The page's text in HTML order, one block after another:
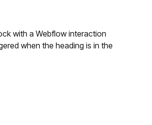
with a Webflow interaction
when the heading is in the